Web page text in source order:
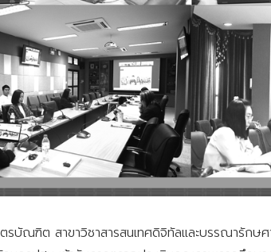
รบัณฑิต สาขาวิชาสารสนเทศดิจิทัลและบรรณารักษ